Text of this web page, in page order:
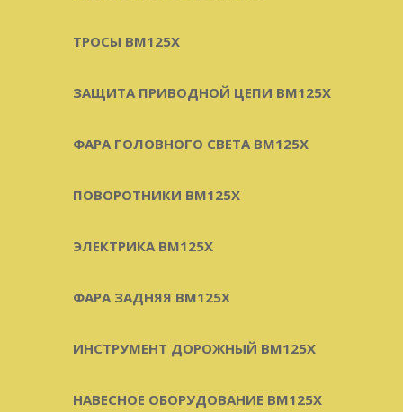
ТРОСЫ BM125X
ЗАЩИТА ПРИВОДНОЙ ЦЕПИ BM125X
ФАРА ГОЛОВНОГО СВЕТА BM125X
ПОВОРОТНИКИ BM125X
ЭЛЕКТРИКА BM125X
ФАРА ЗАДНЯЯ BM125X
ИНСТРУМЕНТ ДОРОЖНЫЙ BM125X
НАВЕСНОЕ ОБОРУДОВАНИЕ BM125X